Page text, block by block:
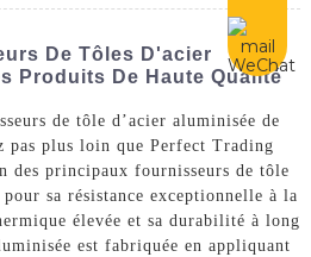
De Tôles D'acier
Produits De Haute Qualité
de tôle d’acier aluminisée de
pas plus loin que Perfect Trading
des principaux fournisseurs de tôle
sa résistance exceptionnelle à la
élevée et sa durabilité à long
est fabriquée en appliquant